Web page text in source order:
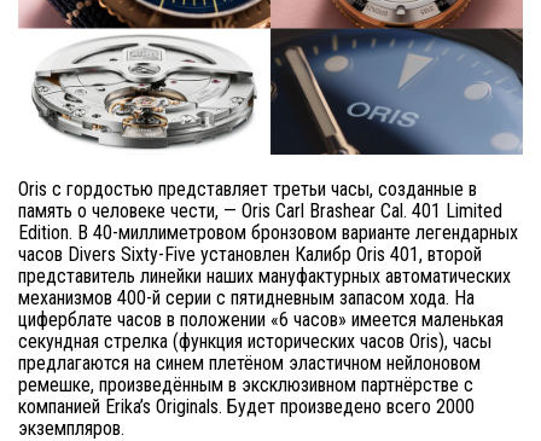
Oris с гордостью представляет третьи часы, созданные в
память о человеке чести, — Oris Carl Brashear Cal. 401 Limited
Edition. В 40-миллиметровом бронзовом варианте легендарных
часов Divers Sixty-Five установлен Калибр Oris 401, второй
представитель линейки наших мануфактурных автоматических
механизмов 400-й серии с пятидневным запасом хода. На
циферблате часов в положении «6 часов» имеется маленькая
секундная стрелка (функция исторических часов Oris), часы
предлагаются на синем плетёном эластичном нейлоновом
ремешке, произведённым в эксклюзивном партнёрстве с
компанией Erika’s Originals. Будет произведено всего 2000
экземпляров.